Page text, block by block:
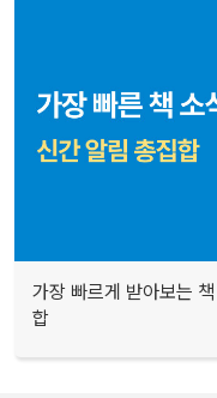
가장 빠르게 받아보는
합